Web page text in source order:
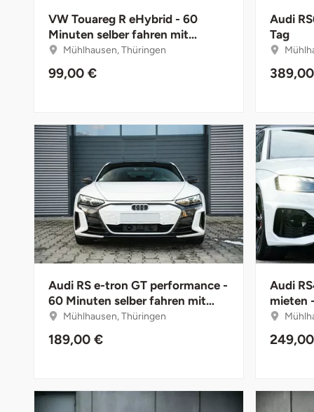
VW Touareg R eHybrid - 60
Minuten selber fahren mit
Instruktor
Mühlhausen, Thüringen
99,00 €
Audi
Tag
Audi RS e-tron GT performance -
60 Minuten selber fahren mit
Instruktor
Mühlhausen, Thüringen
189,00 €
Audi
mieten
Dessau
Dietzenbach
Dorsten
Dortmund
Dresden
Duisburg
Düsseldorf
Erlangen
Flensburg